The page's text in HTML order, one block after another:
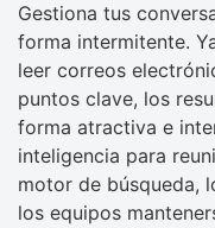
Gestiona tus
forma intermitente.
leer correos
puntos clave, los
forma atractiva e
inteligencia para
motor de búsqueda,
los equipos